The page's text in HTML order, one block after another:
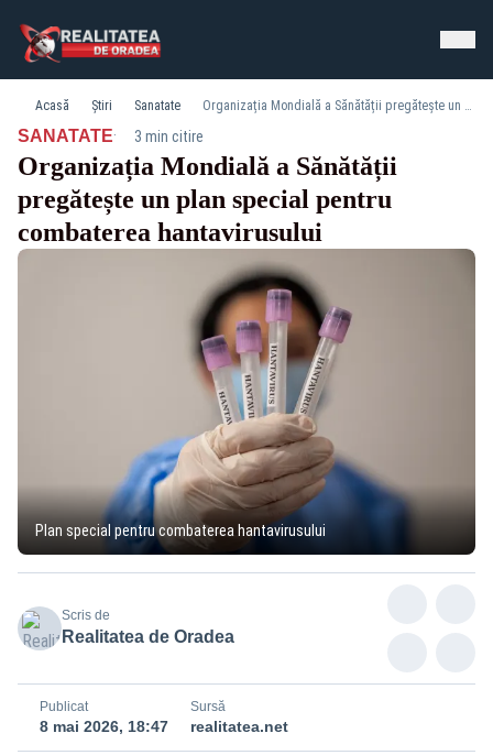
Acasă Știri Sanatate Organizația Mondială a Sănătății pregătește un plan special pentru combaterea hantavirusului
SANATATE· 3 min citire
Organizația Mondială a Sănătății
pregătește un plan special pentru
combaterea hantavirusului
Plan special pentru combaterea hantavirusului
Scris de
Realitatea de Oradea
Publicat
8 mai 2026, 18:47
Sursă
realitatea.net